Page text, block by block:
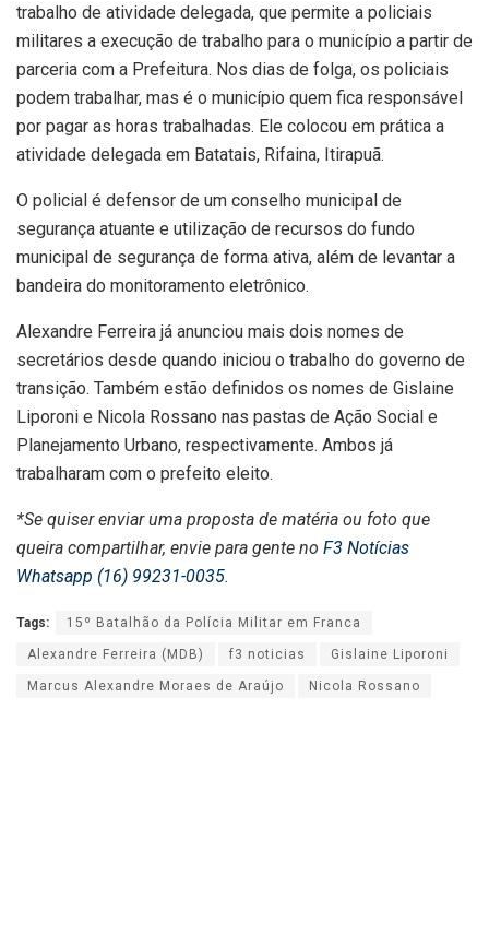
trabalho de atividade delegada, que permite a policiais
militares a execução de trabalho para o município a partir de
parceria com a Prefeitura. Nos dias de folga, os policiais
podem trabalhar, mas é o município quem fica responsável
por pagar as horas trabalhadas. Ele colocou em prática a
atividade delegada em Batatais, Rifaina, Itirapuã.
O policial é defensor de um conselho municipal de
segurança atuante e utilização de recursos do fundo
municipal de segurança de forma ativa, além de levantar a
bandeira do monitoramento eletrônico.
Alexandre Ferreira já anunciou mais dois nomes de
secretários desde quando iniciou o trabalho do governo de
transição. Também estão definidos os nomes de Gislaine
Liporoni e Nicola Rossano nas pastas de Ação Social e
Planejamento Urbano, respectivamente. Ambos já
trabalharam com o prefeito eleito.
*Se quiser enviar uma proposta de matéria ou foto que
queira compartilhar, envie para gente no F3 Notícias
Whatsapp (16) 99231-0035.
Tags: 15º Batalhão da Polícia Militar em Franca
Alexandre Ferreira (MDB) f3 noticias Gislaine Liporoni
Marcus Alexandre Moraes de Araújo Nicola Rossano